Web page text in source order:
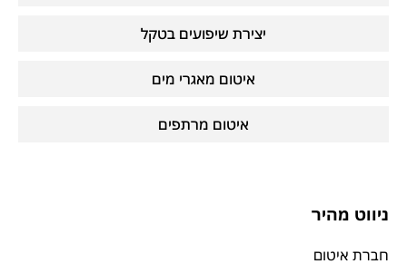
יצירת שיפועים בטקל
איטום מאגרי מים
איטום מרתפים
ניווט מהיר
חברת איטום